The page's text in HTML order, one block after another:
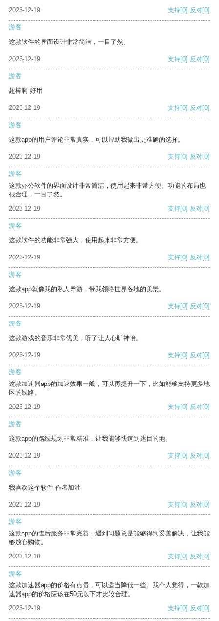
2023-12-19 支持[0] 反对[0]
游客
这款软件的界面设计非常简洁，一目了然。
2023-12-19 支持[0] 反对[0]
游客
超棒啊 好用
2023-12-19 支持[0] 反对[0]
游客
这款app的用户评论非常真实，可以帮助我做出更准确的选择。
2023-12-19 支持[0] 反对[0]
游客
这款办公软件的界面设计非常简洁，使用起来非常方便。功能的布局也
很合理，一目了然。
2023-12-19
支持[0] 反对[0]
游客
这款软件的功能非常强大，使用起来非常方便。
2023-12-19 支持[0] 反对[0]
游客
这款app就像我的私人导游，带我领略世界各地的美景。
2023-12-19 支持[0] 反对[0]
游客
这款游戏的音乐非常优美，听了让人心旷神怡。
2023-12-19 支持[0] 反对[0]
游客
这款加速器app的加速效果一般，可以再提升一下，比如能够支持更多地
区的线路。
2023-12-19
支持[0] 反对[0]
游客
这款app的路线规划非常精准，让我能够快速到达目的地。
2023-12-19 支持[0] 反对[0]
游客
我喜欢这个软件 作者加油
2023-12-19 支持[0] 反对[0]
游客
这款app的售后服务非常完善，遇到问题总是能够得到妥善解决，让我能
够放心购物。
2023-12-19
支持[0] 反对[0]
游客
这款加速器app的价格有点贵，可以适当降低一些。我个人觉得，一款加
速器app的价格应该在50元以下才比较合理。
2023-12-19
支持[0] 反对[0]